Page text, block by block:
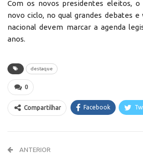
Com os novos presidentes eleitos, o
novo ciclo, no qual grandes debates
nacional devem marcar a agenda
anos.
destaque
0
Compartilhar Facebook
ANTERIOR